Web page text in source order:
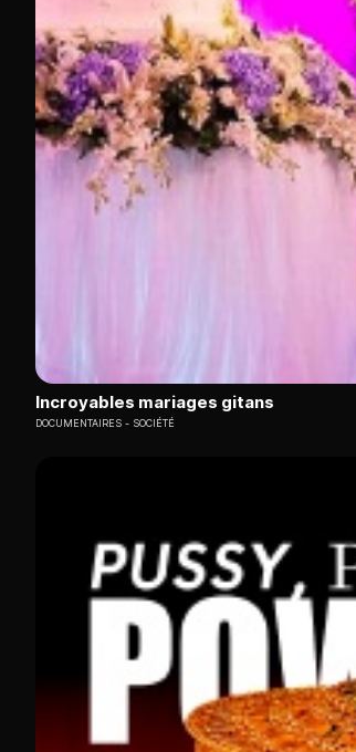
Incroyables mariages gitans
DOCUMENTAIRES SOCIÉTÉ